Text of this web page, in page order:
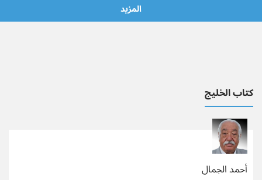
المزيد
كتاب الخليج
أحمد الجمال